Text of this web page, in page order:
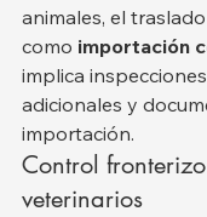
animales, el
como importación
implica
adicionales y
importación.
Control
veterinarios